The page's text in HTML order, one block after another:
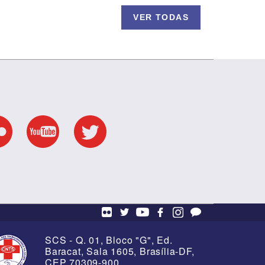
em
8 de Março - Ato da
VER TODAS
SCS - Q. 01, Bloco "G", Ed.
Baracat, Sala 1605, Brasília-DF,